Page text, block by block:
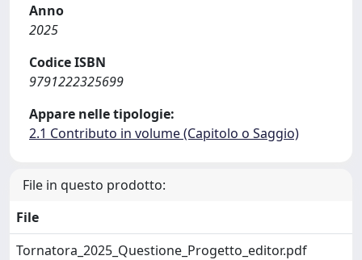
Anno
2025
Codice ISBN
9791222325699
Appare nelle tipologie:
2.1 Contributo in volume (Capitolo o Saggio)
File in questo prodotto:
File
Tornatora_2025_Questione_Progetto_editor.pdf